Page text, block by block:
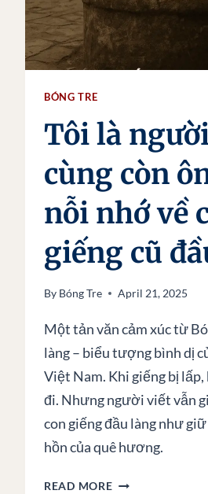
BÓNG TRE
Tôi là
cùng còn
nỗi nhớ về
giếng cũ
By Bóng Tre April 21, 2025
Một tản văn cảm xúc từ
làng – biểu tượng bình dị
Việt Nam. Khi giếng bị lấp,
đi. Nhưng người viết vẫn
con giếng đầu làng như
hồn của quê hương.
READ MORETÔI